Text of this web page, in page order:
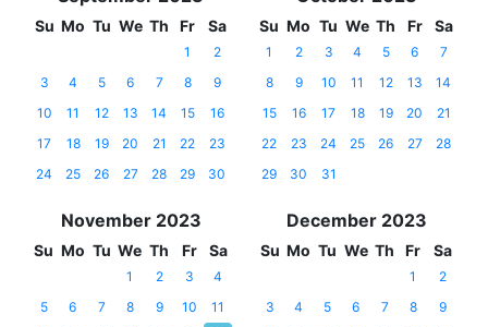
Su Mo Tu We Th Fr Sa
1
2
3
4 5 6 7 8
9
10
11 12 13 14 15
16
17
18 19 20 21 22
23
24
25 26 27 28 29 30
Su Mo Tu We Th Fr Sa
1 2 3 4 5 6
7
8
9 10 11 12 13
14
15
16 17 18 19 20
21
22
23 24 25 26 27
28
29
30 31
November 2023
Su Mo Tu We Th Fr Sa
1 2 3
4
5
6 7 8 9 10
11
December 2023
Su Mo Tu We Th Fr Sa
1
2
3
4 5 6 7 8
9